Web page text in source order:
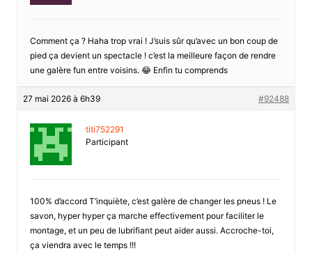
Comment ça ? Haha trop vrai ! J’suis sûr qu’avec un bon coup de
pied ça devient un spectacle ! c’est la meilleure façon de rendre
une galère fun entre voisins. 😂 Enfin tu comprends
27 mai 2026 à 6h39 #92488
titi752291
Participant
100% d’accord T’inquiète, c’est galère de changer les pneus ! Le
savon, hyper hyper ça marche effectivement pour faciliter le
montage, et un peu de lubrifiant peut aider aussi. Accroche-toi,
ça viendra avec le temps !!!